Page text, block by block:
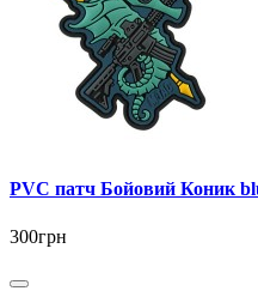
PVC патч Бойовий Коник
300грн